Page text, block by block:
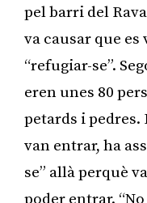
pel barri del
va causar que
“refugiar-se”.
eren unes 80
petards i pedres.
van entrar, ha
se” allà perquè
poder entrar.